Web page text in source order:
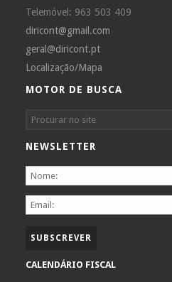
Telemóvel: 963 503 409
diricont@gmail.com
geral@diricont.pt
Localização/Mapa
MOTOR DE BUSCA
NEWSLETTER
CALENDÁRIO FISCAL